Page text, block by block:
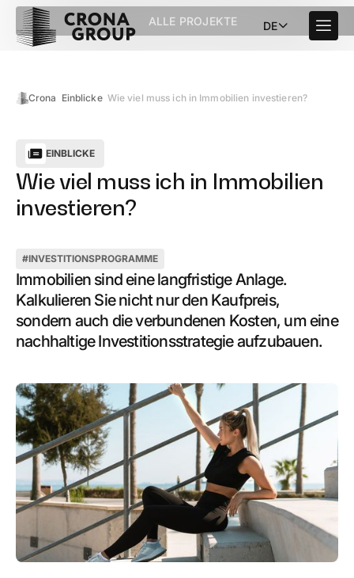
ALLE PROJEKTE DE
Crona Einblicke Wie viel muss ich in Immobilien investieren?
EINBLICKE
Wie viel muss ich in Immobilien
investieren?
#INVESTITIONSPROGRAMME
Immobilien sind eine langfristige Anlage.
Kalkulieren Sie nicht nur den Kaufpreis,
sondern auch die verbundenen Kosten, um eine
nachhaltige Investitionsstrategie aufzubauen.